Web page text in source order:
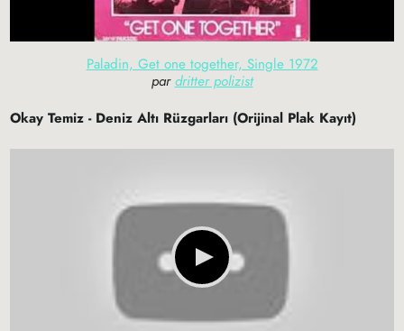
Paladin, Get one together, Single 1972
pardritter polizist
Okay Temiz - Deniz Altı Rüzgarları (Orijinal Plak Kayıt)